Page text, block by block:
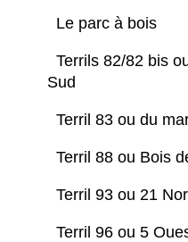
Le parc à bois
Terrils 82/82 bis
Sud
Terril 83 ou du
Terril 88 ou Bois
Terril 93 ou 21
Terril 96 ou 5